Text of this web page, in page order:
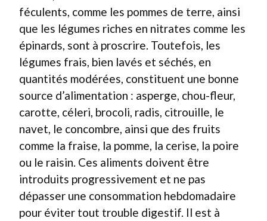
féculents, comme les pommes de terre, ainsi
que les légumes riches en nitrates comme les
épinards, sont à proscrire. Toutefois, les
légumes frais, bien lavés et séchés, en
quantités modérées, constituent une bonne
source d’alimentation : asperge, chou-fleur,
carotte, céleri, brocoli, radis, citrouille, le
navet, le concombre, ainsi que des fruits
comme la fraise, la pomme, la cerise, la poire
ou le raisin. Ces aliments doivent être
introduits progressivement et ne pas
dépasser une consommation hebdomadaire
pour éviter tout trouble digestif. Il est à